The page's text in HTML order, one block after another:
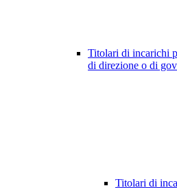
Titolari di incarichi
di direzione o di
Titolari di